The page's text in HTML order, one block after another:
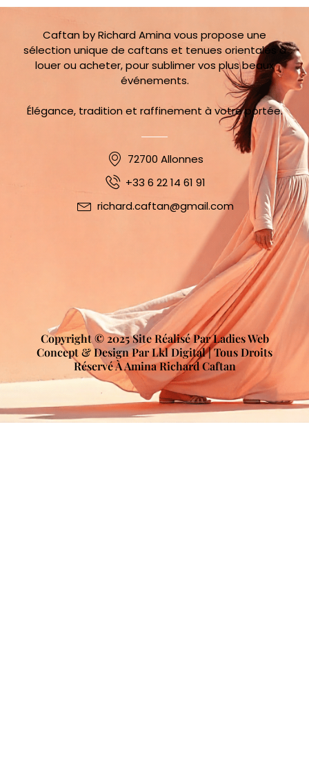
Caftan by Richard Amina vous propose une
sélection unique de caftans et tenues orientales à
louer ou acheter, pour sublimer vos plus beaux
événements.
Élégance, tradition et raffinement à votre portée.
72700 Allonnes
+33 6 22 14 61 91
richard.caftan@gmail.com
Copyright © 2025 Site Réalisé Par Ladies Web
Concept & Design Par Lkl Digital | Tous Droits
Réservé À Amina Richard Caftan